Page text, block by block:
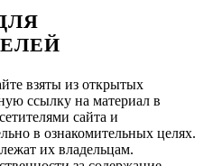
взяты из открытых
ссылку на материал в
сайта и
в ознакомительных целях.
их владельцам.